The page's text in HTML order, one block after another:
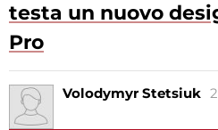
testa un nuovo
Pro
Volodymyr Stetsiuk